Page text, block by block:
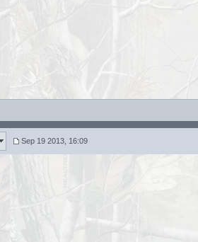
Sep 19 2013, 16:09